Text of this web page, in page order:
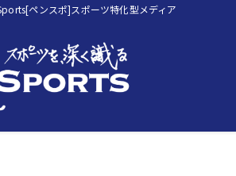
ペンスポ]スポーツ特化型メディア